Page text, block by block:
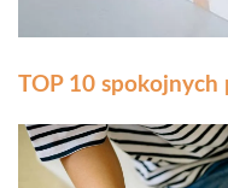
TOP 10 spokojnych